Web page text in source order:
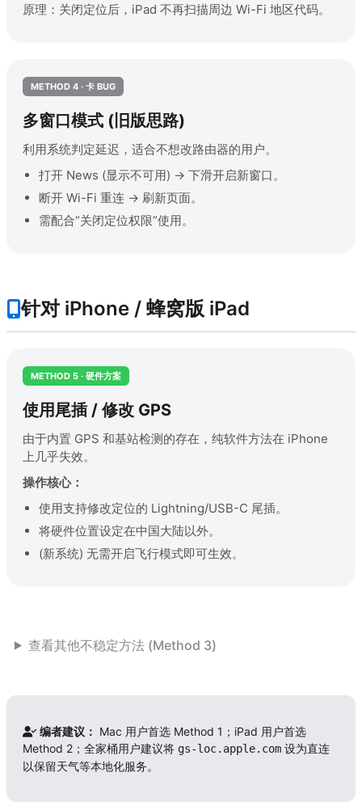
原理：关闭定位后，iPad 不再扫描周边 Wi-Fi 地区代码。
METHOD 4 · 卡 BUG
多窗口模式 (旧版思路)
利用系统判定延迟，适合不想改路由器的用户。
打开 News (显示不可用) -> 下滑开启新窗口。
断开 Wi-Fi 重连 -> 刷新页面。
需配合“关闭定位权限”使用。
针对 iPhone / 蜂窝版 iPad
METHOD 5 · 硬件方案
使用尾插 / 修改 GPS
由于内置 GPS 和基站检测的存在，纯软件方法在 iPhone
上几乎失效。
操作核心：
使用支持修改定位的 Lightning/USB-C 尾插。
将硬件位置设定在中国大陆以外。
(新系统) 无需开启飞行模式即可生效。
查看其他不稳定方法 (Method 3)
编者建议： Mac 用户首选 Method 1；iPad 用户首选
Method 2；全家桶用户建议将 gs-loc.apple.com 设为直连
以保留天气等本地化服务。